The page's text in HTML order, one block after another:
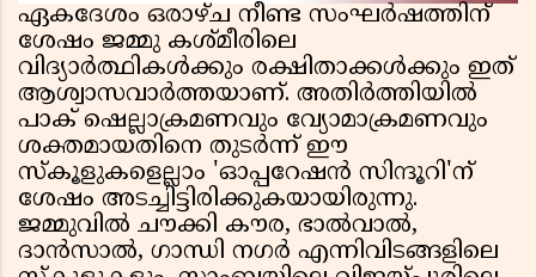
ഏകദേശം ഒരാഴ്ച നീണ്ട സംഘർഷത്തിന്
ശേഷം ജമ്മു കശ്മീരിലെ
വിദ്യാർത്ഥികൾക്കും രക്ഷിതാക്കൾക്കും ഇത്
ആശ്വാസവാർത്തയാണ്. അതിർത്തിയിൽ
പാക് ഷെല്ലാക്രമണവും വ്യോമാക്രമണവും
ശക്തമായതിനെ തുടർന്ന് ഈ
സ്കൂളുകളെല്ലാം 'ഓപ്പറേഷൻ സിന്ദൂറി'ന്
ശേഷം അടച്ചിട്ടിരിക്കുകയായിരുന്നു.
ജമ്മുവിൽ ചൗക്കി കൗര, ഭാൽവാൽ,
ദാൻസാൽ, ഗാന്ധി നഗർ എന്നിവിടങ്ങളിലെ